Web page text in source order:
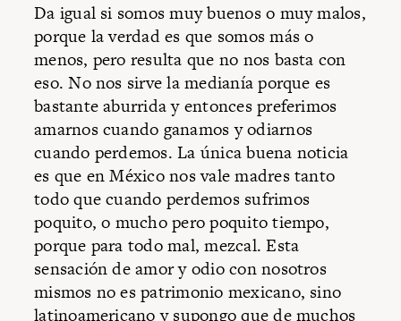
Da igual si somos muy buenos o muy malos,
porque la verdad es que somos más o
menos, pero resulta que no nos basta con
eso. No nos sirve la medianía porque es
bastante aburrida y entonces preferimos
amarnos cuando ganamos y odiarnos
cuando perdemos. La única buena noticia
es que en México nos vale madres tanto
todo que cuando perdemos sufrimos
poquito, o mucho pero poquito tiempo,
porque para todo mal, mezcal. Esta
sensación de amor y odio con nosotros
mismos no es patrimonio mexicano, sino
latinoamericano y supongo que de muchos